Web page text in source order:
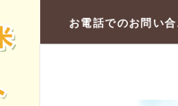
お電話でのお問い